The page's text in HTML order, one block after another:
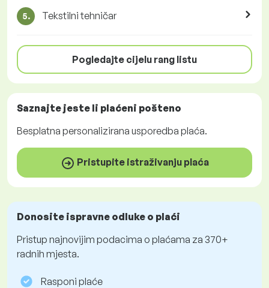
5. Tekstilni tehničar
Pogledajte cijelu rang listu
Saznajte jeste li plaćeni pošteno
Besplatna personalizirana usporedba plaća.
Pristupite istraživanju plaća
Donosite ispravne odluke o plaći
Pristup najnovijim podacima o plaćama za 370+
radnih mjesta.
Rasponi plaće